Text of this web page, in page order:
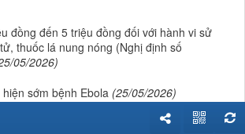
đồng đến 5 triệu đồng đối với hành vi sử
thuốc lá nung nóng (Nghị định số
05/2026)
sớm bệnh Ebola (25/05/2026)
khám sức khỏe miễn phí ít nhất mỗi năm